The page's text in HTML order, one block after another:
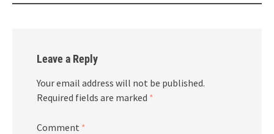
Leave a Reply
Your email address will not be published.
Required fields are marked *
Comment *